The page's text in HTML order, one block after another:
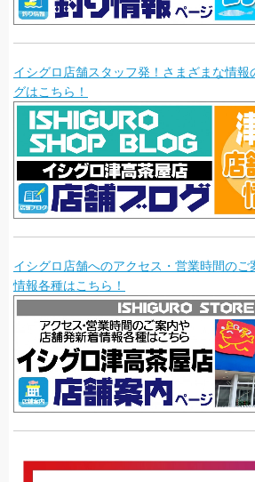
イシグロ店舗スタッフ発！さまざまな情報
グはこちら！
イシグロ店舗へのアクセス・営業時間の
情報各種はこちら！